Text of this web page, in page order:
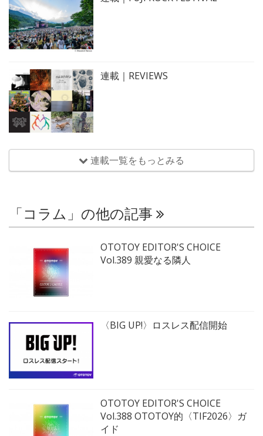
連載｜REVIEWS
連載一覧をもっとみる
「コラム」の他の記事
OTOTOY EDITOR'S CHOICE
Vol.389 親愛なる隣人
〈BIG UP!〉ロスレス配信開始
OTOTOY EDITOR'S CHOICE
Vol.388 OTOTOY的〈TIF2026〉ガ
イド